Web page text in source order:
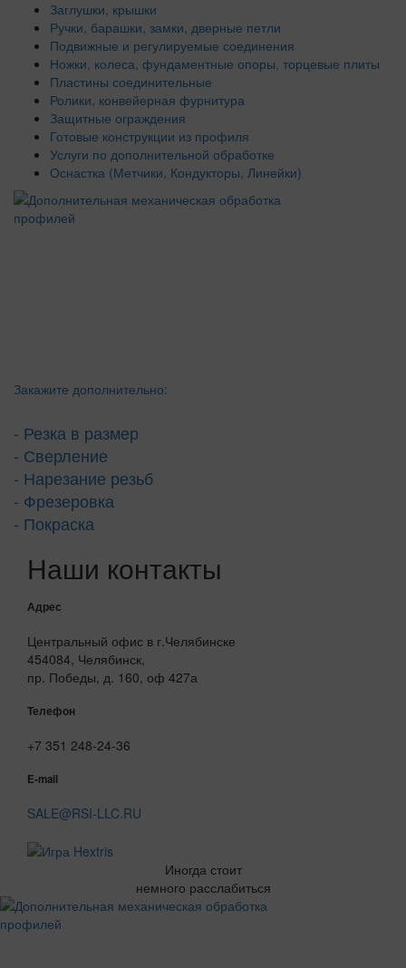
Заглушки, крышки
Ручки, барашки, замки, дверные петли
Подвижные и регулируемые соединения
Ножки, колеса, фундаментные опоры, торцевые плиты
Пластины соединительные
Ролики, конвейерная фурнитура
Защитные ограждения
Готовые конструкции из профиля
Услуги по дополнительной обработке
Оснастка (Метчики, Кондукторы, Линейки)
Закажите дополнительно:
- Резка в размер
- Сверление
- Нарезание резьб
- Фрезеровка
- Покраска
Наши контакты
Адрес
Центральный офис в г.Челябинске
454084, Челябинск,
пр. Победы, д. 160, оф 427а
Телефон
+7 351 248-24-36
E-mail
SALE@RSI-LLC.RU
Иногда стоит
немного расслабиться